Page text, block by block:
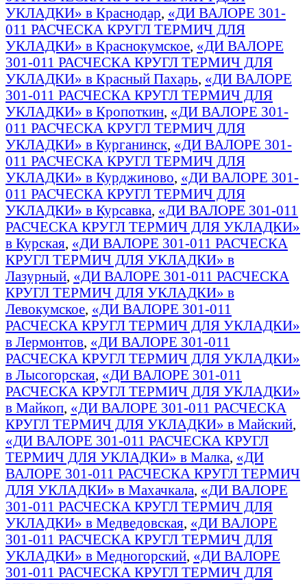
УКЛАДКИ» в Краснодар, «ДИ ВАЛОРЕ 301-
011 РАСЧЕСКА КРУГЛ ТЕРМИЧ ДЛЯ
УКЛАДКИ» в Краснокумское, «ДИ ВАЛОРЕ
301-011 РАСЧЕСКА КРУГЛ ТЕРМИЧ ДЛЯ
УКЛАДКИ» в Красный Пахарь, «ДИ ВАЛОРЕ
301-011 РАСЧЕСКА КРУГЛ ТЕРМИЧ ДЛЯ
УКЛАДКИ» в Кропоткин, «ДИ ВАЛОРЕ 301-
011 РАСЧЕСКА КРУГЛ ТЕРМИЧ ДЛЯ
УКЛАДКИ» в Курганинск, «ДИ ВАЛОРЕ 301-
011 РАСЧЕСКА КРУГЛ ТЕРМИЧ ДЛЯ
УКЛАДКИ» в Курджиново, «ДИ ВАЛОРЕ 301-
011 РАСЧЕСКА КРУГЛ ТЕРМИЧ ДЛЯ
УКЛАДКИ» в Курсавка, «ДИ ВАЛОРЕ 301-011
РАСЧЕСКА КРУГЛ ТЕРМИЧ ДЛЯ УКЛАДКИ»
в Курская, «ДИ ВАЛОРЕ 301-011 РАСЧЕСКА
КРУГЛ ТЕРМИЧ ДЛЯ УКЛАДКИ» в
Лазурный, «ДИ ВАЛОРЕ 301-011 РАСЧЕСКА
КРУГЛ ТЕРМИЧ ДЛЯ УКЛАДКИ» в
Левокумское, «ДИ ВАЛОРЕ 301-011
РАСЧЕСКА КРУГЛ ТЕРМИЧ ДЛЯ УКЛАДКИ»
в Лермонтов, «ДИ ВАЛОРЕ 301-011
РАСЧЕСКА КРУГЛ ТЕРМИЧ ДЛЯ УКЛАДКИ»
в Лысогорская, «ДИ ВАЛОРЕ 301-011
РАСЧЕСКА КРУГЛ ТЕРМИЧ ДЛЯ УКЛАДКИ»
в Майкоп, «ДИ ВАЛОРЕ 301-011 РАСЧЕСКА
КРУГЛ ТЕРМИЧ ДЛЯ УКЛАДКИ» в Майский,
«ДИ ВАЛОРЕ 301-011 РАСЧЕСКА КРУГЛ
ТЕРМИЧ ДЛЯ УКЛАДКИ» в Малка, «ДИ
ВАЛОРЕ 301-011 РАСЧЕСКА КРУГЛ ТЕРМИЧ
ДЛЯ УКЛАДКИ» в Махачкала, «ДИ ВАЛОРЕ
301-011 РАСЧЕСКА КРУГЛ ТЕРМИЧ ДЛЯ
УКЛАДКИ» в Медведовская, «ДИ ВАЛОРЕ
301-011 РАСЧЕСКА КРУГЛ ТЕРМИЧ ДЛЯ
УКЛАДКИ» в Медногорский, «ДИ ВАЛОРЕ
301-011 РАСЧЕСКА КРУГЛ ТЕРМИЧ ДЛЯ